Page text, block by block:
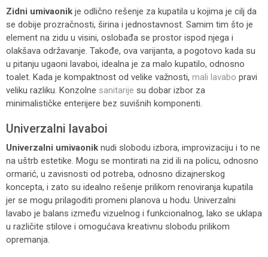
Zidni umivaonik je odlično rešenje za kupatila u kojima je cilj da
se dobije prozračnosti, širina i jednostavnost. Samim tim što je
element na zidu u visini, oslobađa se prostor ispod njega i
olakšava održavanje. Takođe, ova varijanta, a pogotovo kada su
u pitanju ugaoni lavaboi, idealna je za malo kupatilo, odnosno
toalet. Kada je kompaktnost od velike važnosti, mali lavabo pravi
veliku razliku. Konzolne sanitarije su dobar izbor za
minimalističke enterijere bez suvišnih komponenti.
Univerzalni lavaboi
Univerzalni umivaonik nudi slobodu izbora, improvizaciju i to ne
na uštrb estetike. Mogu se montirati na zid ili na policu, odnosno
ormarić, u zavisnosti od potreba, odnosno dizajnerskog
koncepta, i zato su idealno rešenje prilikom renoviranja kupatila
jer se mogu prilagoditi promeni planova u hodu. Univerzalni
lavabo je balans između vizuelnog i funkcionalnog, lako se uklapa
u različite stilove i omogućava kreativnu slobodu prilikom
opremanja.